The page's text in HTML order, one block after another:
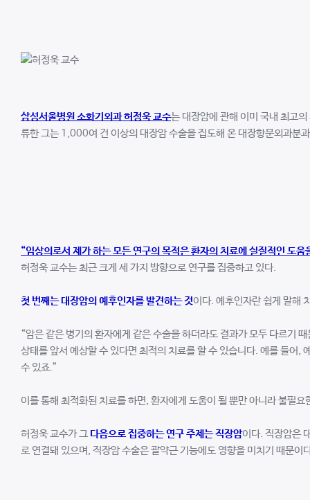
삼성서울병원 소화기외과 허정욱 교수는 대장암에 관해 이미 국내 최고
류한 그는 1,000여 건 이상의 대장암 수술을 집도해 온 대장항문외과분
“임상의로서 제가 하는 모든 연구의 목적은 환자의 치료에 실질적인 도
허정욱 교수는 최근 크게 세 가지 방향으로 연구를 집중하고 있다.
첫 번째는 대장암의 예후인자를 발견하는 것이다. 예후인자란 쉽게 말해
“암은 같은 병기의 환자에게 같은 수술을 하더라도 결과가 모두 다르기
상태를 앞서 예상할 수 있다면 최적의 치료를 할 수 있습니다. 예를 들어,
수 있죠.”
이를 통해 최적화된 치료를 하면, 환자에게 도움이 될 뿐만 아니라 불필
허정욱 교수가 그 다음으로 집중하는 연구 주제는 직장암이다. 직장암은
로 연결돼 있으며, 직장암 수술은 괄약근 기능에도 영향을 미치기 때문이